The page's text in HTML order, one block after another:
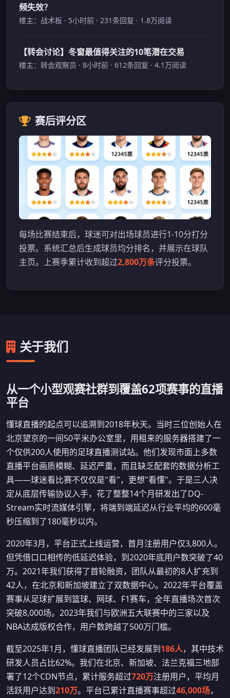
频失效？
楼主：战术板 · 5小时前 · 231条回复 · 1.8万阅读
【转会讨论】冬窗最值得关注的10笔潜在交易
楼主：转会观察员 · 8小时前 · 612条回复 · 4.1万阅读
赛后评分区
每场比赛结束后，球迷可对出场球员进行1-10分打分
投票。系统汇总后生成球员均分排名，并展示在球队
主页。上赛季累计收到超过2,800万条评分投票。
关于我们
从一个小型观赛社群到覆盖62项赛事的直播
平台
懂球直播的起点可以追溯到2018年秋天。当时三位创始人在
北京望京的一间50平米办公室里，用租来的服务器搭建了一
个仅供200人使用的足球直播测试站。他们发现市面上多数
直播平台画质模糊、延迟严重，而且缺乏配套的数据分析工
具——球迷看比赛不仅仅是"看"，更想"看懂"。于是三人决
定从底层传输协议入手，花了整整14个月研发出了DQ-
Stream实时流媒体引擎，将端到端延迟从行业平均的600毫
秒压缩到了180毫秒以内。
2020年3月，平台正式上线运营，首月注册用户仅3,800人。
但凭借口口相传的低延迟体验，到2020年底用户数突破了40
万。2021年我们获得了首轮融资，团队从最初的8人扩充到
42人，在北京和新加坡建立了双数据中心。2022年平台覆盖
赛事从足球扩展到篮球、网球、F1赛车，全年直播场次首次
突破8,000场。2023年我们与欧洲五大联赛中的三家以及
NBA达成版权合作，用户数跨越了500万门槛。
截至2025年1月，懂球直播团队已经发展到186人，其中技术
研发人员占比62%。我们在北京、新加坡、法兰克福三地部
署了12个CDN节点，累计服务超过720万注册用户，平均月
活跃用户达到210万。平台已累计直播赛事超过46,000场，